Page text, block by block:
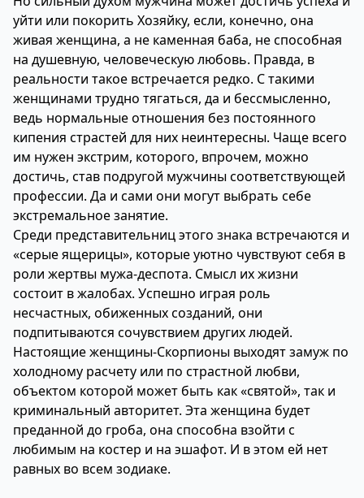
уйти или покорить Хозяйку, если, конечно, она
живая женщина, а не каменная баба, не способная
на душевную, человеческую любовь. Правда, в
реальности такое встречается редко. С такими
женщинами трудно тягаться, да и бессмысленно,
ведь нормальные отношения без постоянного
кипения страстей для них неинтересны. Чаще всего
им нужен экстрим, которого, впрочем, можно
достичь, став подругой мужчины соответствующей
профессии. Да и сами они могут выбрать себе
экстремальное занятие.
Среди представительниц этого знака встречаются и
«серые ящерицы», которые уютно чувствуют себя в
роли жертвы мужа-деспота. Смысл их жизни
состоит в жалобах. Успешно играя роль
несчастных, обиженных созданий, они
подпитываются сочувствием других людей.
Настоящие женщины-Скорпионы выходят замуж по
холодному расчету или по страстной любви,
объектом которой может быть как «святой», так и
криминальный авторитет. Эта женщина будет
преданной до гроба, она способна взойти с
любимым на костер и на эшафот. И в этом ей нет
равных во всем зодиаке.